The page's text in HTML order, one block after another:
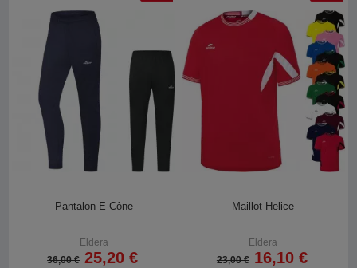
Pantalon E-Cône
Eldera
36,00 € 25,20 €
Maillot Helice
Eldera
23,00 € 16,10 €